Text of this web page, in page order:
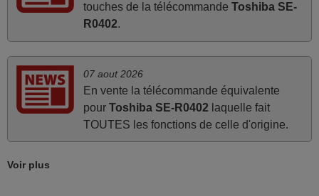
AUTRICHE
mars 2026
super.
touches de la télécommande Toshiba SE-
R0402.
07 aout 2026
En vente la télécommande équivalente
pour Toshiba SE-R0402 laquelle fait
TOUTES les fonctions de celle d'origine.
Voir plus